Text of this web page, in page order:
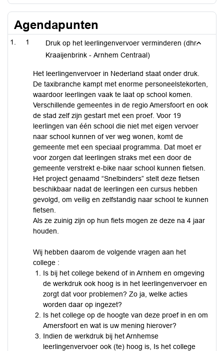
Agendapunten
1
Druk op het leerlingenvervoer verminderen (dhr.
Kraaijenbrink - Arnhem Centraal)
Het leerlingenvervoer in Nederland staat onder druk.
De taxibranche kampt met enorme personeelstekorten,
waardoor leerlingen vaak te laat op school komen.
Verschillende gemeentes in de regio Amersfoort en ook
de stad zelf zijn gestart met een proef. Voor 19
leerlingen van één school die niet met eigen vervoer
naar school kunnen of ver weg wonen, komt de
gemeente met een speciaal programma. Dat moet er
voor zorgen dat leerlingen straks met een door de
gemeente verstrekt e-bike naar school kunnen fietsen.
Het project genaamd “Snelbinders” stelt deze fietsen
beschikbaar nadat de leerlingen een cursus hebben
gevolgd, om veilig en zelfstandig naar school te kunnen
fietsen.
Als ze zuinig zijn op hun fiets mogen ze deze na 4 jaar
houden.
Wij hebben daarom de volgende vragen aan het
college :
Is bij het college bekend of in Arnhem en omgeving
de werkdruk ook hoog is in het leerlingenvervoer en
zorgt dat voor problemen? Zo ja, welke acties
worden daar op ingezet?
Is het college op de hoogte van deze proef in en om
Amersfoort en wat is uw mening hierover?
Indien de werkdruk bij het Arnhemse
leerlingenvervoer ook (te) hoog is, Is het college